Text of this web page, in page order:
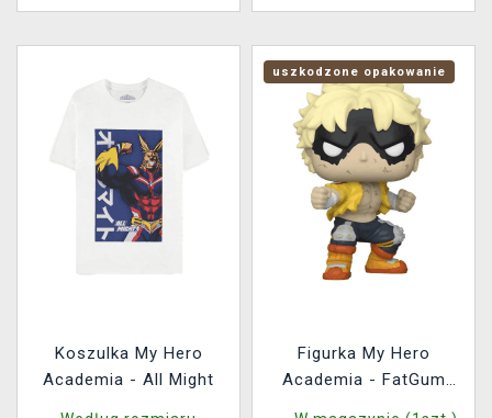
Koszulka My Hero
Academia - All Might
uszkodzone opakowanie
Figurka My Hero
Academia - FatGum